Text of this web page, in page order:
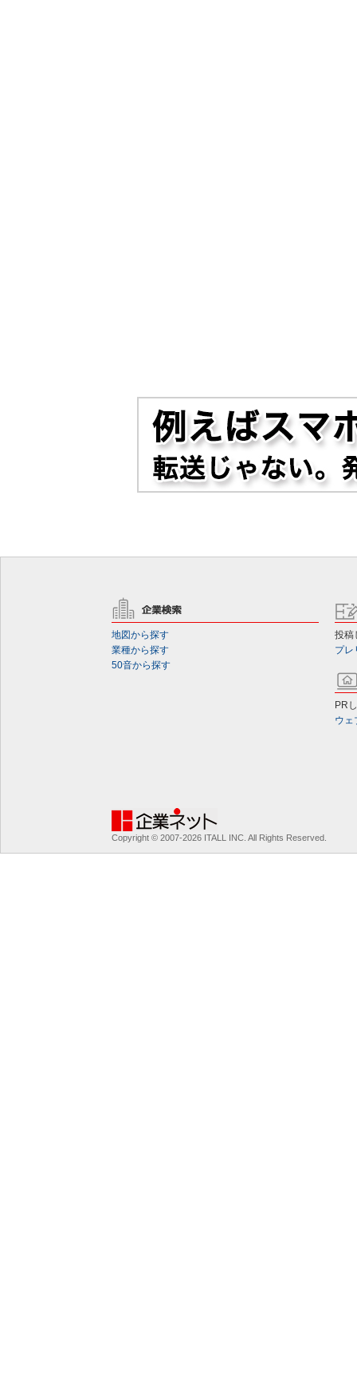
地図から探す
業種から探す
50音から探す
投稿
プレ
PR
ウェ
Copyright © 2007-2026 ITALL INC. All Rights Reserved.